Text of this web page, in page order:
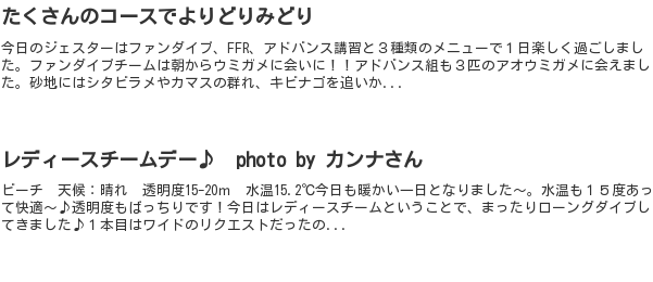
たくさんのコースでよりどりみどり
今日のジェスターはファンダイブ、FFR、アドバンス講習と３種類のメニューで１日楽しく過ごしまし
た。ファンダイブチームは朝からウミガメに会いに！！アドバンス組も３匹のアオウミガメに会えまし
た。砂地にはシタビラメやカマスの群れ、キビナゴを追いか...
レディースチームデー♪ photo by カンナさん
ビーチ 天候：晴れ 透明度15-20ｍ 水温15.2℃今日も暖かい一日となりました～。水温も１５度あっ
て快適～♪透明度もばっちりです！今日はレディースチームということで、まったりローングダイブし
てきました♪１本目はワイドのリクエストだったの...